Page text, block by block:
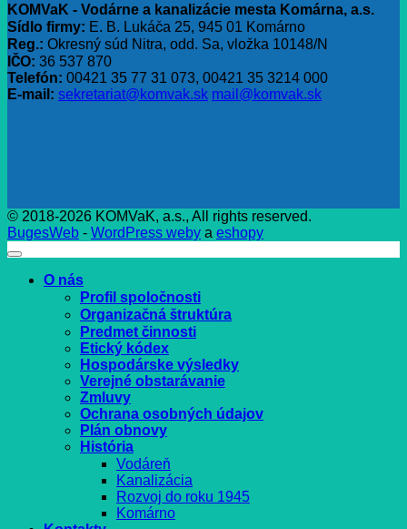
KOMVaK - Vodárne a kanalizácie mesta Komárna, a.s.
Sídlo firmy: E. B. Lukáča 25, 945 01 Komárno
Reg.: Okresný súd Nitra, odd. Sa, vložka 10148/N
IČO: 36 537 870
Telefón: 00421 35 77 31 073, 00421 35 3214 000
E-mail: sekretariat@komvak.sk mail@komvak.sk
© 2018-2026 KOMVaK, a.s., All rights reserved.
BugesWeb - WordPress weby a eshopy
O nás
Profil spoločnosti
Organizačná štruktúra
Predmet činnosti
Etický kódex
Hospodárske výsledky
Verejné obstarávanie
Zmluvy
Ochrana osobných údajov
Plán obnovy
História
Vodáreň
Kanalizácia
Rozvoj do roku 1945
Komárno